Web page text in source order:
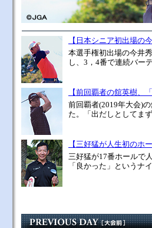
【日本シニア初出場の
本選手権初出場の今井
し、3，4番で連続バー
【前回覇者の舘英樹、
前回覇者(2019年大会)
た。「出だしとしてま
【三好猛が人生初のホ
三好猛が17番ホールで
「良かった」というナ